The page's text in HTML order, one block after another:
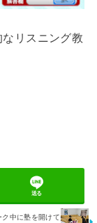
リスニング教
送る
ク中に塾を開けて